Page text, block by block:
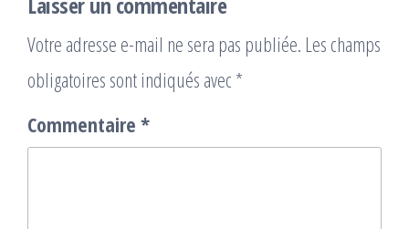
Votre adresse e-mail ne sera pas publiée. Les champs
obligatoires sont indiqués avec *
Commentaire *